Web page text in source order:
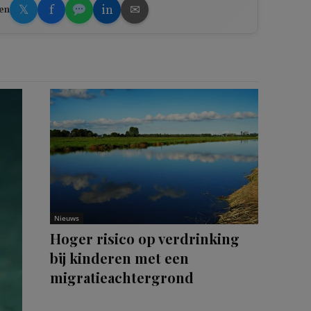
𝕏 f in ✉
Nieuws
Hoger risico op verdrinking
bij kinderen met een
migratieachtergrond